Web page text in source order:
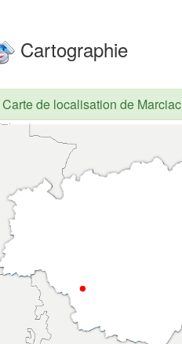
Cartographie
Carte de localisation de Marciac